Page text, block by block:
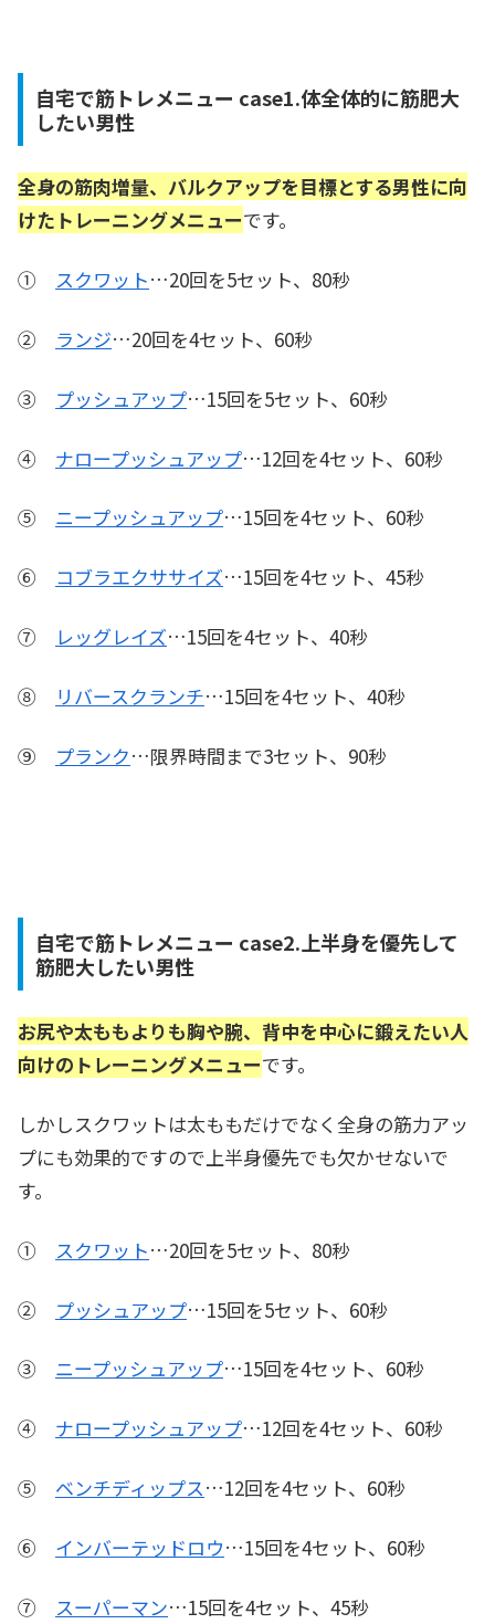
自宅で筋トレメニュー case1.体全体的に筋肥大
したい男性
全身の筋肉増量、バルクアップを目標とする男性に向
けたトレーニングメニューです。
① スクワット…20回を5セット、80秒
② ランジ…20回を4セット、60秒
③ プッシュアップ…15回を5セット、60秒
④ ナロープッシュアップ…12回を4セット、60秒
⑤ ニープッシュアップ…15回を4セット、60秒
⑥ コブラエクササイズ…15回を4セット、45秒
⑦ レッグレイズ…15回を4セット、40秒
⑧ リバースクランチ…15回を4セット、40秒
⑨ プランク…限界時間まで3セット、90秒
自宅で筋トレメニュー case2.上半身を優先して
筋肥大したい男性
お尻や太ももよりも胸や腕、背中を中心に鍛えたい人
向けのトレーニングメニューです。
しかしスクワットは太ももだけでなく全身の筋力アッ
プにも効果的ですので上半身優先でも欠かせないで
す。
① スクワット…20回を5セット、80秒
② プッシュアップ…15回を5セット、60秒
③ ニープッシュアップ…15回を4セット、60秒
④ ナロープッシュアップ…12回を4セット、60秒
⑤ ベンチディップス…12回を4セット、60秒
⑥ インバーテッドロウ…15回を4セット、60秒
⑦ スーパーマン…15回を4セット、45秒